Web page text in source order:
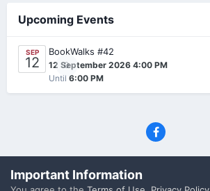
Upcoming Events
SEP
12 0
BookWalks #42
12 September 2026 4:00 PM
Until 6:00 PM
(C) SFF.gr, All rights reserved
Important Information